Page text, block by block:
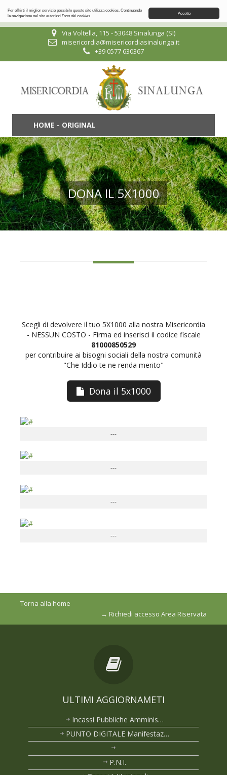
Accetto
Per offrirti il miglior servizio possibile questo sito utilizza cookies. Continuando
la navigazione nel sito autorizzi l'uso dei cookies
Via Voltella, 115 - 53048 Sinalunga (SI)
misericordia@misericordiasinalunga.it
+39 0577 630367
HOME - ORIGINAL
DONA IL 5X1000
Scegli di devolvere il tuo 5X1000 alla nostra Misericordia
- NESSUN COSTO - Firma ed inserisci il codice fiscale
81000850529
per contribuire ai bisogni sociali della nostra comunità
"Che Iddio te ne renda merito"
Dona il 5x1000
---
---
---
---
Torna alla home
→ Richiedi accesso Area Riservata
ULTIMI AGGIORNAMETI
Incassi Pubbliche Amminis…
PUNTO DIGITALE Manifestaz…
P.N.I.